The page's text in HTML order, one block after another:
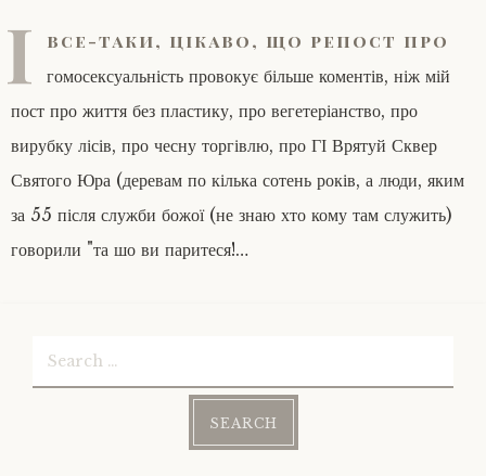
І все-таки, цікаво, що репост про
гомосексуальність провокує більше коментів, ніж мій
пост про життя без пластику, про вегетеріанство, про
вирубку лісів, про чесну торгівлю, про ГІ Врятуй Сквер
Святого Юра (деревам по кілька сотень років, а люди, яким
за 55 після служби божої (не знаю хто кому там служить)
говорили "та шо ви паритеся!…